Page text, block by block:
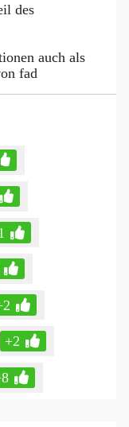
des
auch als
fad
+2